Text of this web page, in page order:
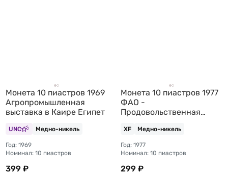
Монета 10 пиастров 1969
Агропромышленная
выставка в Каире Египет
UNC Медно-никель
Год: 1969
Номинал: 10 пиастров
399 ₽
Монета 10 пиастров 1977
ФАО -
Продовольственная
XF Медно-никель
Год: 1977
Номинал: 10 пиастров
299 ₽